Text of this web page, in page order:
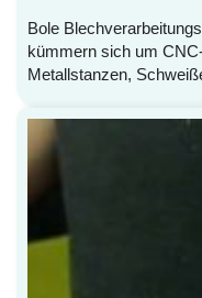
Bole
kümmern sich um
Metallstanzen,